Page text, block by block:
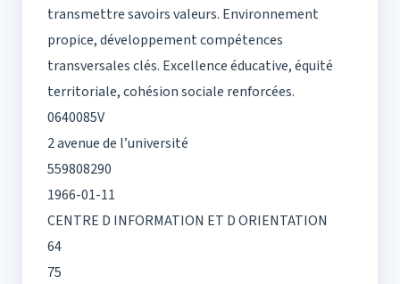
transmettre savoirs valeurs. Environnement
propice, développement compétences
transversales clés. Excellence éducative, équité
territoriale, cohésion sociale renforcées.
0640085V
2 avenue de l’université
559808290
1966-01-11
CENTRE D INFORMATION ET D ORIENTATION
64
75